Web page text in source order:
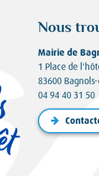
Nous
Mairie de
1 Place de
83600
04 94 40 31 50